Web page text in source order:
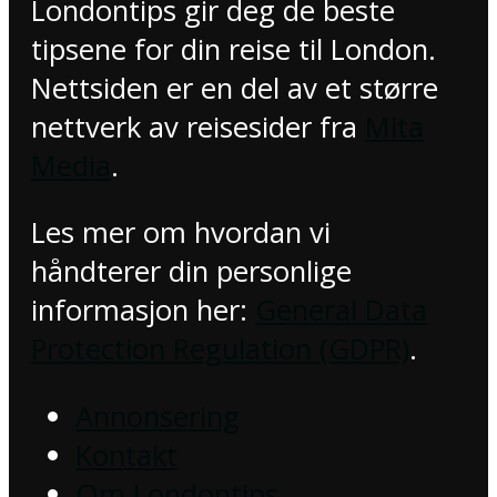
Londontips gir deg de beste
tipsene for din reise til London.
Nettsiden er en del av et større
nettverk av reisesider fra
.
Les mer om hvordan vi
håndterer din personlige
informasjon her:
.